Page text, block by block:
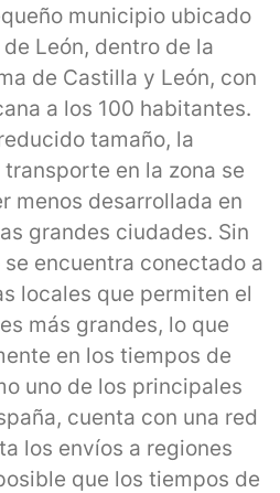
municipio ubicado
León, dentro de la
de Castilla y León, con
a los 100 habitantes.
tamaño, la
en la zona se
menos desarrollada en
grandes ciudades. Sin
encuentra conectado a
locales que permiten el
más grandes, lo que
en los tiempos de
uno de los principales
cuenta con una red
los envíos a regiones
que los tiempos de